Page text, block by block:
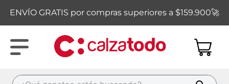
ENVÍO GRATIS por compras superiores a $159.900🚀
¿Qué zapatos estás buscando?